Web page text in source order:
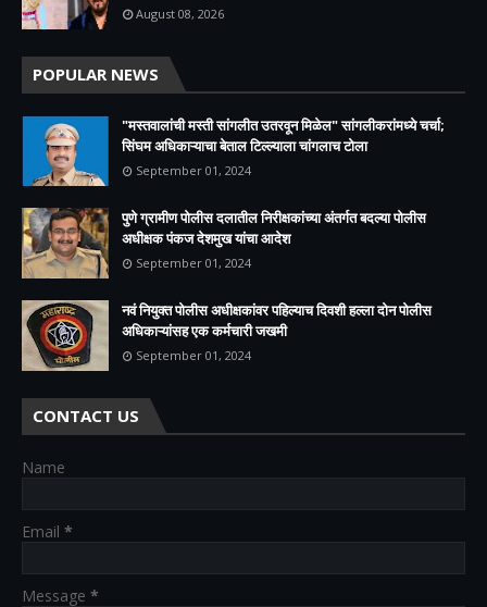
August 08, 2026
POPULAR NEWS
"मस्तवालांची मस्ती सांगलीत उतरवून मिळेल" सांगलीकरांमध्ये चर्चा;
सिंघम अधिकाऱ्याचा बेताल टिल्ल्याला चांगलाच टोला
September 01, 2024
पुणे ग्रामीण पोलीस दलातील निरीक्षकांच्या अंतर्गत बदल्या पोलीस
अधीक्षक पंकज देशमुख यांचा आदेश
September 01, 2024
नवं नियुक्त पोलीस अधीक्षकांवर पहिल्याच दिवशी हल्ला दोन पोलीस
अधिकाऱ्यांसह एक कर्मचारी जखमी
September 01, 2024
CONTACT US
Name
Email *
Message *